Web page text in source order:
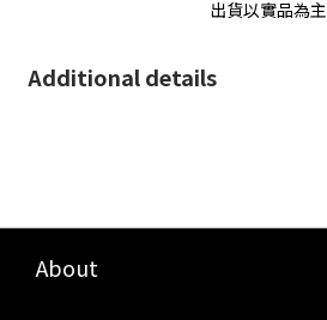
出貨以實品為主
Additional details
About